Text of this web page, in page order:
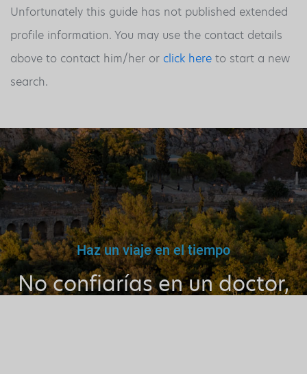
Unfortunately this guide has not published extended
profile information. You may use the contact details
above to contact him/her or click here to start a new
search.
Haz un viaje en el tiempo
No confiarías en un doctor,